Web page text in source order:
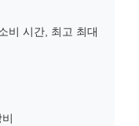
비 시간, 최고 최대